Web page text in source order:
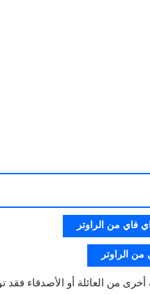
فاي من الراوتر
الراوتر
من العائلة أو الأصدقاء فقد